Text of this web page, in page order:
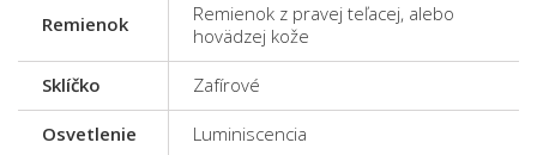
Remienok
Remienok z pravej teľacej, alebo
hovädzej kože
Sklíčko Zafírové
Osvetlenie Luminiscencia